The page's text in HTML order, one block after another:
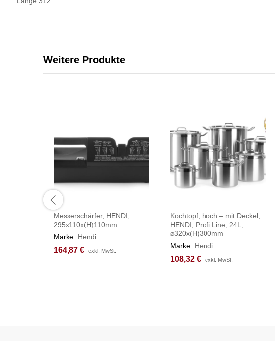
Weitere Produkte
Messerschärfer, HENDI,
295x110x(H)110mm
Marke: Hendi
164,87 € exkl. MwSt.
164,87 € exkl. MwSt.
Kochtopf, hoch – mit Deckel,
HENDI, Profi Line, 24L,
⌀320x(H)300mm
Marke: Hendi
108,32 € exkl. MwSt.
108,32 € exkl. MwSt.